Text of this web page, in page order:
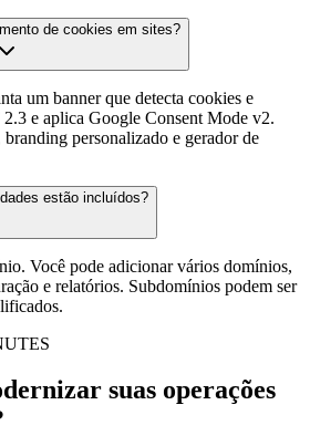
de cookies em sites?
um banner que detecta cookies e
e aplica Google Consent Mode v2.
personalizado e gerador de
estão incluídos?
Você pode adicionar vários domínios,
e relatórios. Subdomínios podem ser
suas operações